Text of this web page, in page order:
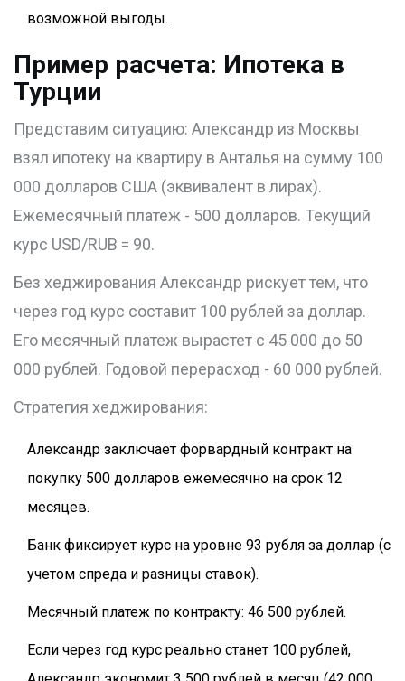
возможной выгоды.
Пример расчета: Ипотека в
Турции
Представим ситуацию: Александр из Москвы
взял ипотеку на квартиру в Анталья на сумму 100
000 долларов США (эквивалент в лирах).
Ежемесячный платеж - 500 долларов. Текущий
курс USD/RUB = 90.
Без хеджирования Александр рискует тем, что
через год курс составит 100 рублей за доллар.
Его месячный платеж вырастет с 45 000 до 50
000 рублей. Годовой перерасход - 60 000 рублей.
Стратегия хеджирования:
Александр заключает форвардный контракт на
покупку 500 долларов ежемесячно на срок 12
месяцев.
Банк фиксирует курс на уровне 93 рубля за доллар (с
учетом спреда и разницы ставок).
Месячный платеж по контракту: 46 500 рублей.
Если через год курс реально станет 100 рублей,